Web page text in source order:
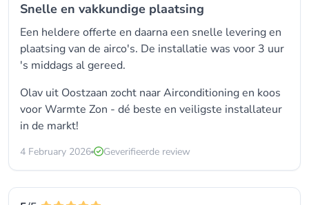
Snelle en vakkundige plaatsing
Een heldere offerte en daarna een snelle levering en
plaatsing van de airco's. De installatie was voor 3 uur
's middags al gereed.
Olav uit Oostzaan zocht naar Airconditioning en koos
voorWarmte Zon - dé beste en veiligste installateur
in de markt!
4 February 2026 Geverifieerde review